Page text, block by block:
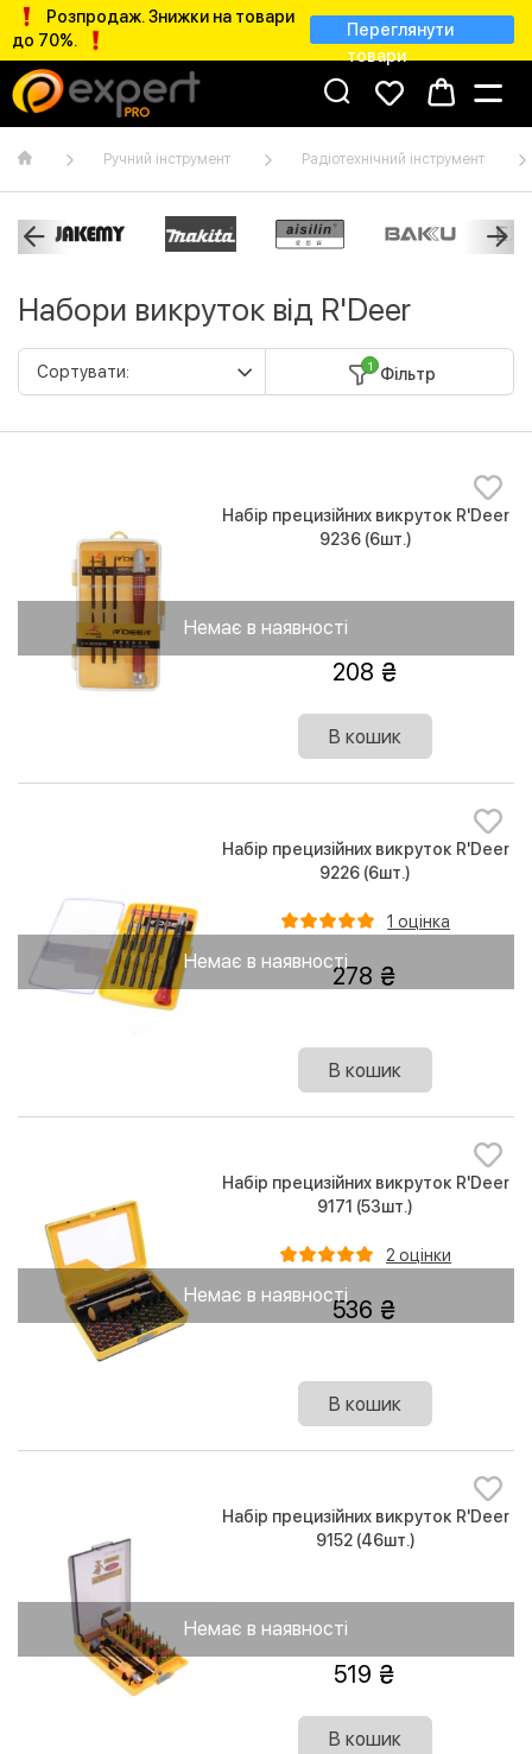
Розпродаж. Знижки на товари
до 70%.
Переглянути
товари
Ручний інструмент Радіотехнічний інструмент
Набори викруток від R'Deer
1 Фільтр
Немає в наявності
Набір прецизійних викруток R'Deer
9236 (6шт.)
208
В кошик
Немає в наявності
Набір прецизійних викруток R'Deer
9226 (6шт.)
1 оцінка
278
В кошик
Немає в наявності
Набір прецизійних викруток R'Deer
9171 (53шт.)
2 оцінки
536
В кошик
Немає в наявності
Набір прецизійних викруток R'Deer
9152 (46шт.)
519
В кошик